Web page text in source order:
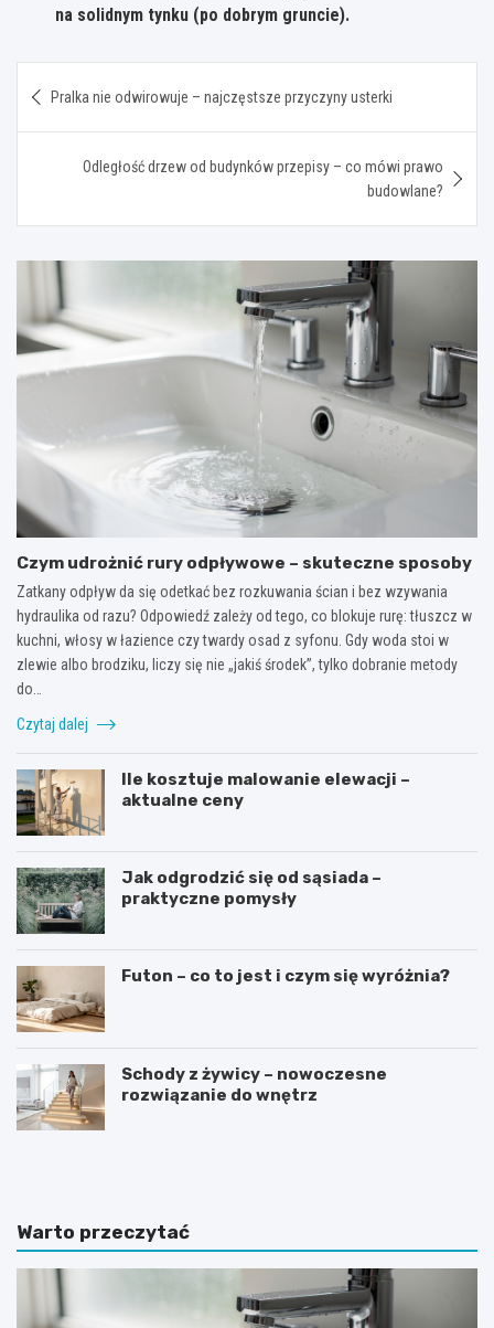
na solidnym tynku (po dobrym gruncie).
wpisu
Pralka nie odwirowuje – najczęstsze przyczyny usterki
Odległość drzew od budynków przepisy – co mówi prawo
budowlane?
Czym udrożnić rury odpływowe – skuteczne sposoby
Zatkany odpływ da się odetkać bez rozkuwania ścian i bez wzywania
hydraulika od razu? Odpowiedź zależy od tego, co blokuje rurę: tłuszcz w
kuchni, włosy w łazience czy twardy osad z syfonu. Gdy woda stoi w
zlewie albo brodziku, liczy się nie „jakiś środek”, tylko dobranie metody
do…
Czytaj dalej
Ile kosztuje malowanie elewacji –
aktualne ceny
Jak odgrodzić się od sąsiada –
praktyczne pomysły
Futon – co to jest i czym się wyróżnia?
Schody z żywicy – nowoczesne
rozwiązanie do wnętrz
J
p
ł
y
J
b
r
a
Warto przeczytać